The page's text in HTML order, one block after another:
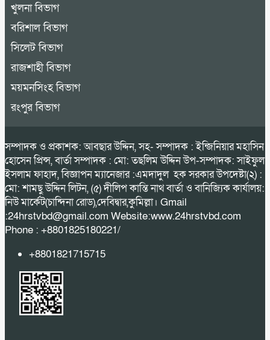
খুলনা বিভাগ
বরিশাল বিভাগ
সিলেট বিভাগ
রাজশাহী বিভাগ
ময়মনসিংহ বিভাগ
রংপুর বিভাগ
সম্পাদক ও প্রকাশক: আবছার উদ্দিন, সহ- সম্পাদক : ইন্জিনিয়ার মহাসিন
হোসেন প্রিন্স, বার্তা সম্পাদক : মো: তছলিম উদ্দিন উপ-সম্পাদক: সাইফুল
ইসলাম ফাহাদ, বিজ্ঞাপন ম্যানেজার :এমদাদুল হক সরকার উপদেষ্টা(২) :
মো: শামছু উদ্দিন লিটন, (৫) দীলিপ কান্তি নাথ বার্তা ও বানিজ্যিক কার্যালয়:
নিউ মার্কেট(চান্দিনা রোড),দেবিদ্বার,কুমিল্লা। Gmail
:24hrstvbd@gmail.com Website:www.24hrstvbd.com
Phone : +8801825180221/
+8801821715715